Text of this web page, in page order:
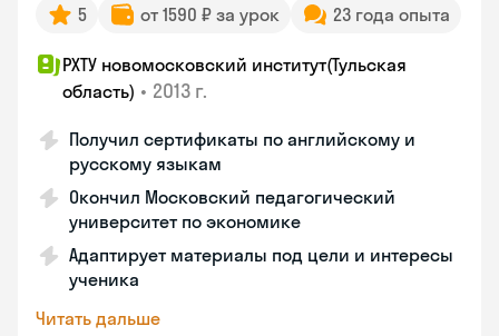
5 от 1590 ₽ за урок 23 года опыта
РХТУ новомосковский институт(Тульская
область) • 2013 г.
Получил сертификаты по английскому и
русскому языкам
Окончил Московский педагогический
университет по экономике
Адаптирует материалы под цели и интересы
ученика
Читать дальше